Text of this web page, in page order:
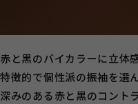
赤と黒のバイカラーに立体
特徴的で個性派の振袖を選
深みのある赤と黒のコント